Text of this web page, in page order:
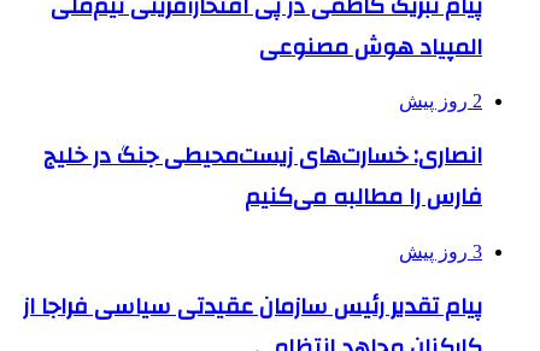
المپیاد هوش مصنوعی
2 روز پیش
انصاری: خسارت‌های زیست‌محیطی جنگ در خلیج
فارس را مطالبه‌ می‌کنیم
3 روز پیش
پیام تقدیر رئیس سازمان عقیدتی سیاسی فراجا از